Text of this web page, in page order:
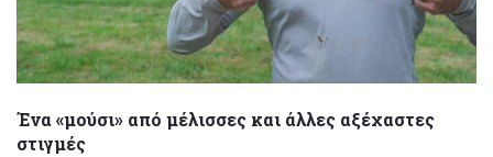
Ένα «μούσι» από μέλισσες και άλλες αξέχαστες
στιγμές